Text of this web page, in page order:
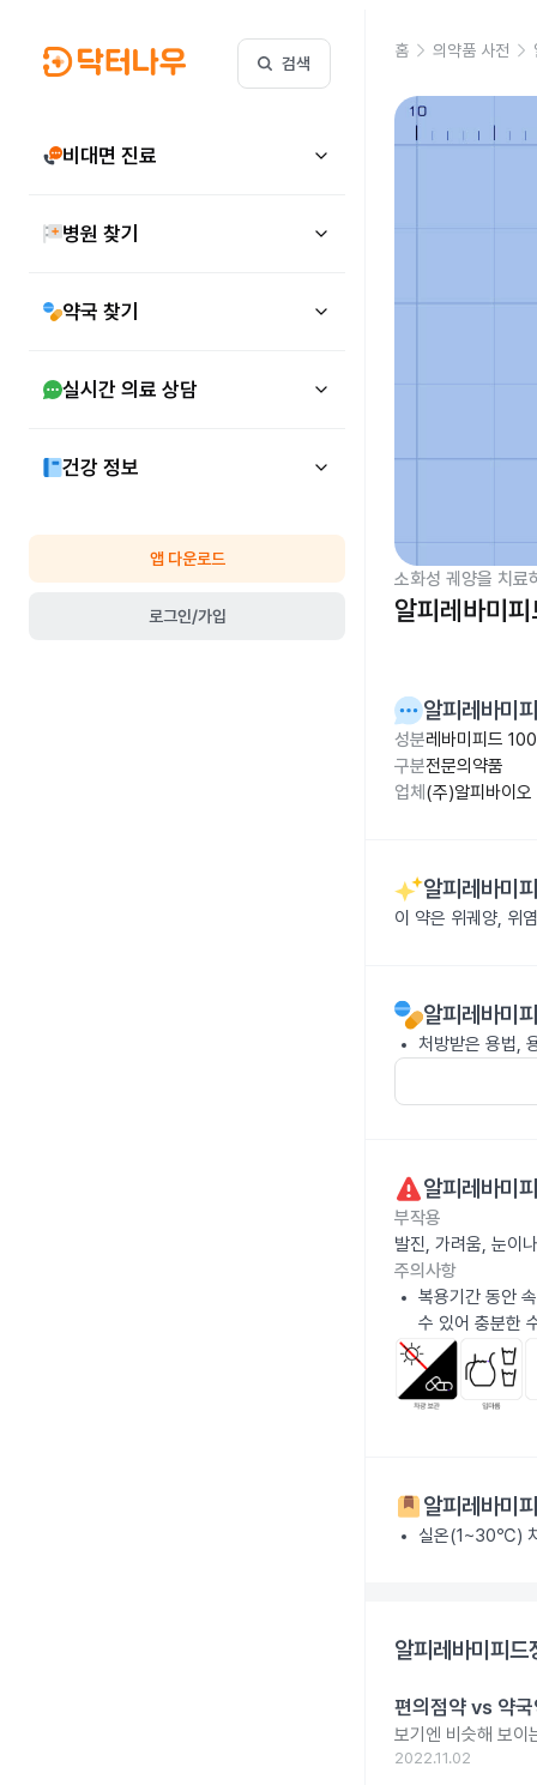
검색
비대면 진료
병원 찾기
약국 찾기
실시간 의료 상담
건강 정보
앱 다운로드
로그인/가입
홈 의약품 사전
소화성 궤양을 치료
알피레바미
알피레바미
성분레바미피드
구분전문의약품
업체 (주)알피바이오
알피레바미
이 약은 위궤양, 위
알피레바미
처방받은 용법,
알피레바미
부작용
발진, 가려움, 눈이
주의사항
복용기간 동안
수 있어 충분한
알피레바미
실온(1~30℃)
알피레바미피
편의점약 vs 약
보기엔 비슷해 보이
2022.11.02